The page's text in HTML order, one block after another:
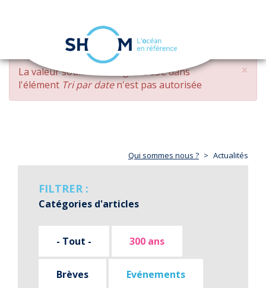
Aller
contenu
principal
navigation
×
MESSAGE
D'ERREUR
La valeur soumise changed DESCdans
l'élément Tri par daten'est pas autorisée
Qui sommes nous ? Actualités
FILTRER :
Catégories d'articles
- Tout - 300 ans
Brèves Evénements